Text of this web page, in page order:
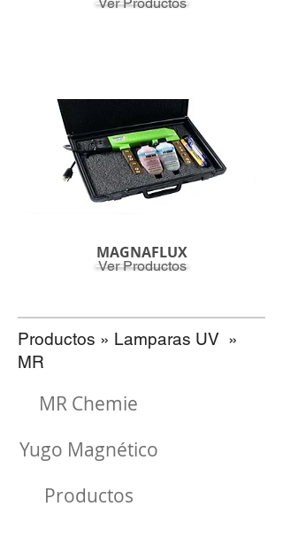
MAGNAFLUX
Ver Productos
Productos » Lamparas UV »
MR
MR Chemie
Yugo Magnético
Productos